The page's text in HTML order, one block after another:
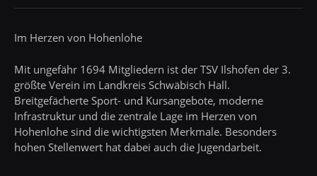
Im Herzen von Hohenlohe
Mit ungefähr 1694 Mitgliedern ist der TSV Ilshofen der 3.
größte Verein im Landkreis Schwäbisch Hall.
Breitgefächerte Sport- und Kursangebote, moderne
Infrastruktur und die zentrale Lage im Herzen von
Hohenlohe sind die wichtigsten Merkmale. Besonders
hohen Stellenwert hat dabei auch die Jugendarbeit.